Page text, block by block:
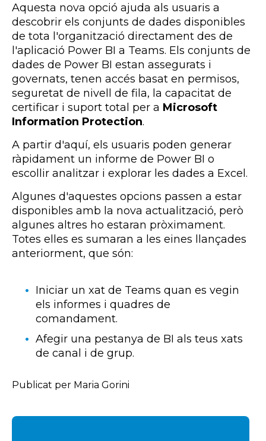
Aquesta nova opció ajuda als usuaris a
descobrir els conjunts de dades disponibles
de tota l'organització directament des de
l'aplicació Power BI a Teams. Els conjunts de
dades de Power BI estan assegurats i
governats, tenen accés basat en permisos,
seguretat de nivell de fila, la capacitat de
certificar i suport total per a Microsoft
Information Protection.
A partir d'aquí, els usuaris poden generar
ràpidament un informe de Power BI o
escollir analitzar i explorar les dades a Excel.
Algunes d'aquestes opcions passen a estar
disponibles amb la nova actualització, però
algunes altres ho estaran pròximament.
Totes elles es sumaran a les eines llançades
anteriorment, que són:
Iniciar un xat de Teams quan es vegin
els informes i quadres de
comandament.
Afegir una pestanya de BI als teus xats
de canal i de grup.
Publicat per Maria Gorini